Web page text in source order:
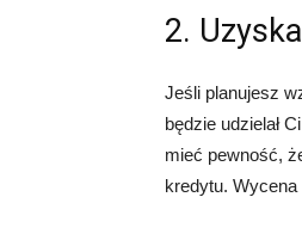
2.
Jeśli planujesz
będzie udzielał
mieć pewność,
kredytu.